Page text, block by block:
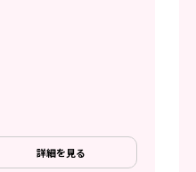
詳細を見る